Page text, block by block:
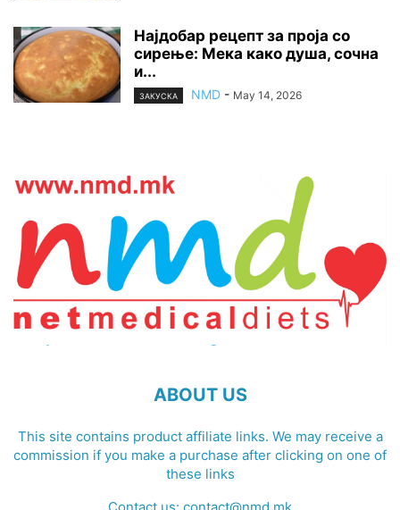
Најдобар рецепт за проја со
сирење: Мека како душа, сочна
и...
ЗАКУСКА NMD - May 14, 2026
ABOUT US
This site contains product affiliate links. We may receive a
commission if you make a purchase after clicking on one of
these links